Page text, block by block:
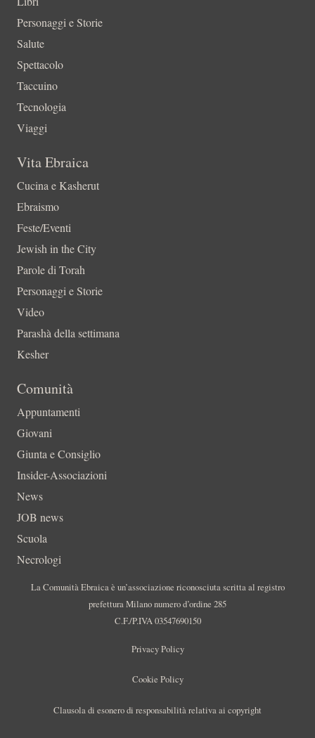
Personaggi e Storie
Salute
Spettacolo
Taccuino
Tecnologia
Viaggi
Vita Ebraica
Cucina e Kasherut
Ebraismo
Feste/Eventi
Jewish in the City
Parole di Torah
Personaggi e Storie
Video
Parashà della settimana
Kesher
Comunità
Appuntamenti
Giovani
Giunta e Consiglio
Insider-Associazioni
News
JOB news
Scuola
Necrologi
La Comunità Ebraica è un’associazione riconosciuta scritta al registro
prefettura Milano numero d’ordine 285
C.F./P.IVA 03547690150
Privacy Policy
Cookie Policy
Clausola di esonero di responsabilità relativa ai copyright